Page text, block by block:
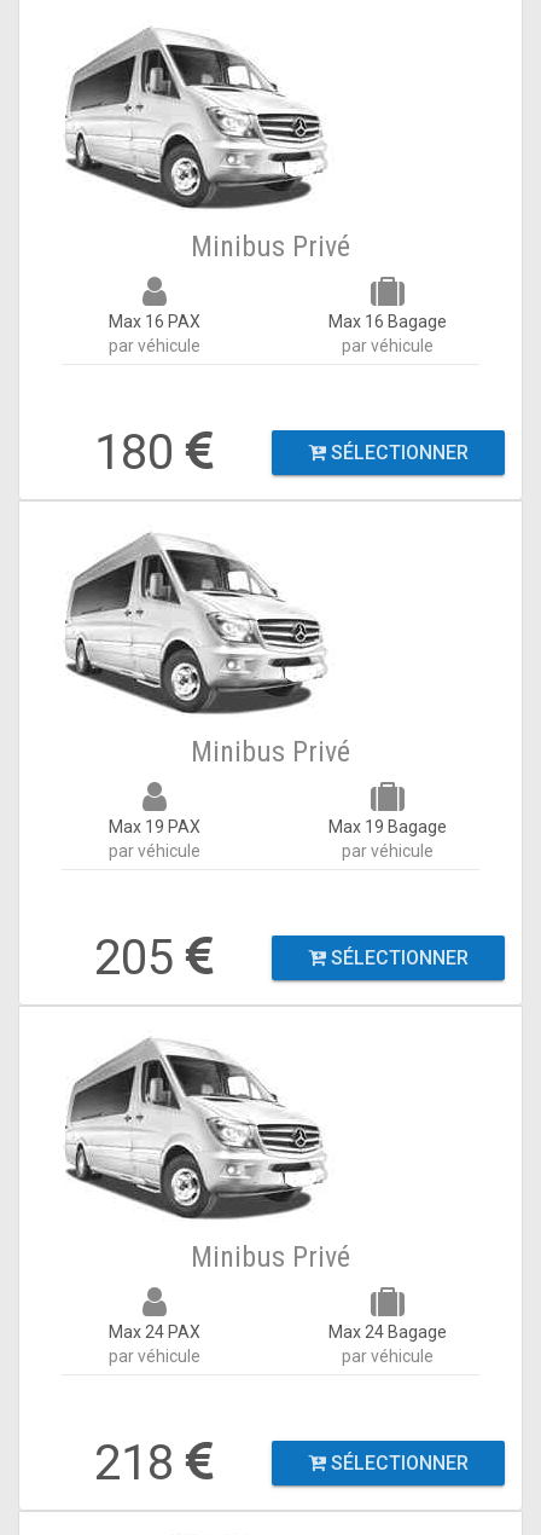
Minibus Privé
Max 16 PAX
par véhicule
Max 16 Bagage
par véhicule
180 SÉLECTIONNER
Minibus Privé
Max 19 PAX
par véhicule
Max 19 Bagage
par véhicule
205 SÉLECTIONNER
Minibus Privé
Max 24 PAX
par véhicule
Max 24 Bagage
par véhicule
218 SÉLECTIONNER